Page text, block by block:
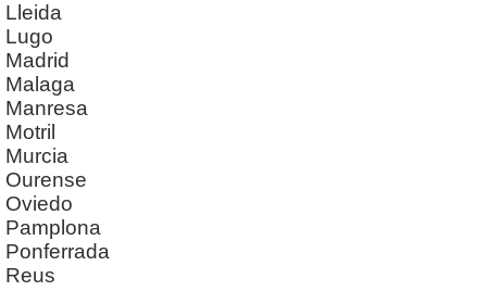
Lleida
Lugo
Madrid
Malaga
Manresa
Motril
Murcia
Ourense
Oviedo
Pamplona
Ponferrada
Reus